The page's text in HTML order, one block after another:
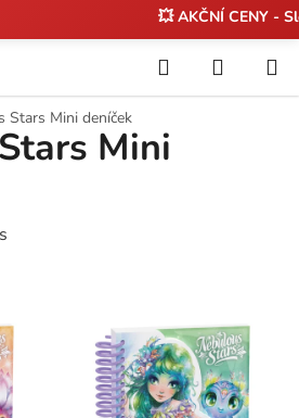
💥 AKČNÍ CENY -
Hledat
KOŠÍK
Stars Mini deníček
Mini